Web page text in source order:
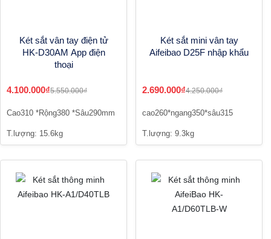
Két sắt vân tay điện tử
HK-D30AM App điện
thoại
4.100.000₫5.550.000₫
Cao310 *Rộng380 *Sâu290mm
T.lượng: 15.6kg
Két sắt mini vân tay
Aifeibao D25F nhập khẩu
2.690.000₫4.250.000₫
cao260*ngang350*sâu315
T.lượng: 9.3kg